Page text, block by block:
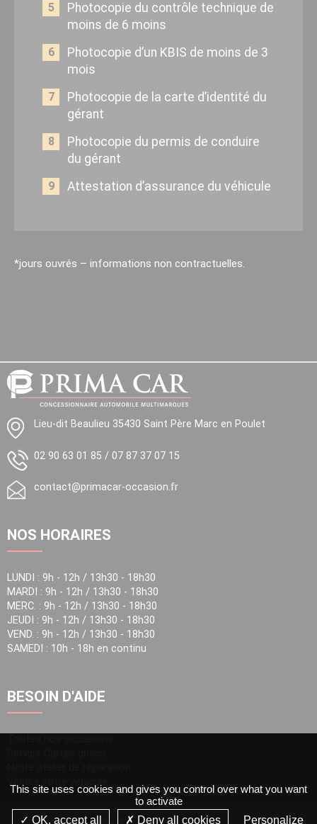
Photocopie du contrôle technique de
moins de 6 moins
Photocopie d’un KBIS de moins de 3
mois
Photocopie de la carte d’identité du
gérant
Photocopie du permis de conduire
du gérant
Attestation d’assurance du véhicule
*jours ouvrés – informations non contractuelles.
Lieu-dit Beaulieu 35430 Saint Père Marc en Poulet
02 90 63 01 85 / 07 87 37 07 15
contact@primacar-occasion.fr
NOS HORAIRES
LUNDI : 9h - 12h / 13h30 - 18h30
MARDI : 9h - 12h / 13h30 - 18h30
MERC. : 9h - 12h / 13h30 - 18h30
JEUDI : 9h - 12h / 13h30 - 18h30
VEND. : 9h - 12h / 13h30 - 18h30
SAMEDI : 10h - 18h en continu
BESOIN D'AIDE
This site uses cookies and gives you control over what you want
to activate
OK, accept all
Deny all cookies Personalize